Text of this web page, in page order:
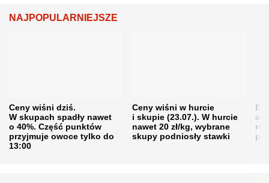
NAJPOPULARNIEJSZE
Ceny wiśni dziś.
W skupach spadły nawet
o 40%. Część punktów
przyjmuje owoce tylko do
13:00
Ceny wiśni w hurcie
i skupie (23.07.). W hurcie
nawet 20 zł/kg, wybrane
skupy podniosły stawki